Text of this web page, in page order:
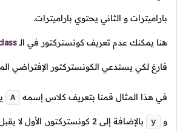
باراميترات و الثاني يحتوي باراميترات.
هنا يمكنك عدم تعريف كونستركتور في الـ
فارغ لكي يستدعي الكونستركتور الإفتراضي
في هذا المثال قمنا بتعريف كلاس إسمه A
و y بالإضافة إلى 2 كونستركتور, الأول لا